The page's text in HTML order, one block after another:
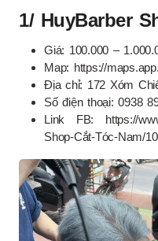
1/ HuyBarber
Giá: 100.000 –
Map: https://
Địa chỉ: 172 Xóm
Số điện thoại: 0938
Link FB: https://
Shop-Cắt-Tóc-Nam/